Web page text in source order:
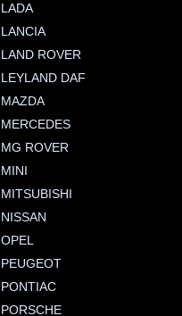
LADA
LANCIA
LAND ROVER
LEYLAND DAF
MAZDA
MERCEDES
MG ROVER
MINI
MITSUBISHI
NISSAN
OPEL
PEUGEOT
PONTIAC
PORSCHE